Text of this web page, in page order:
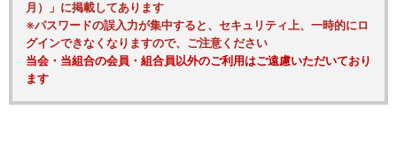
月）」に掲載してあります
※パスワードの誤入力が集中すると、セキュリティ上、一時的にロ
グインできなくなりますので、ご注意ください
当会・当組合の会員・組合員以外のご利用はご遠慮いただいており
ます